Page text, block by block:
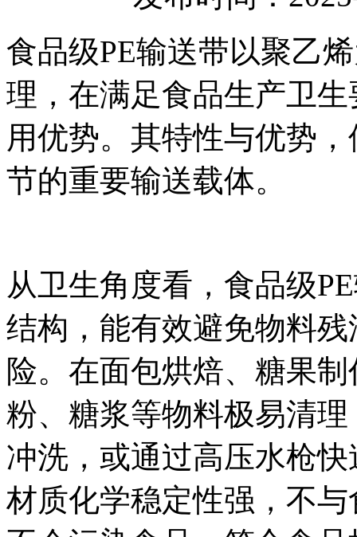
食品级PE输送带以聚乙
理，在满足食品生产卫
用优势。其特性与优势
节的重要输送载体。
从卫生角度看，食品级
结构，能有效避免物料
险。在面包烘焙、糖果
粉、糖浆等物料极易清
冲洗，或通过高压水枪
材质化学稳定性强，不